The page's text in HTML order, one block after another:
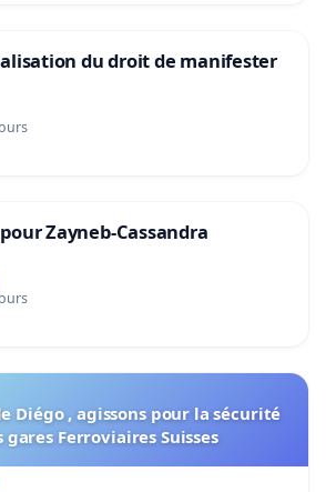
du droit de manifester
Zayneb-Cassandra
Diégo , agissons pour la sécurité
gares Ferroviaires Suisses